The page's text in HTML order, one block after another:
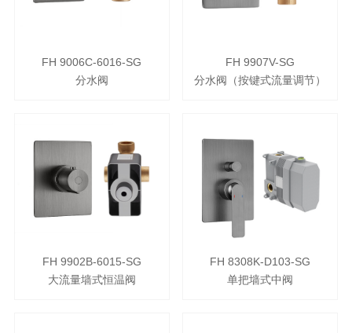
FH 9006C-6016-SG
分水阀
FH 9907V-SG
分水阀（按键式流量调节）
FH 9902B-6015-SG
大流量墙式恒温阀
FH 8308K-D103-SG
单把墙式中阀